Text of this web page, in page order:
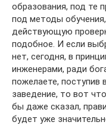
образования, под те
под методы
действующую
подобное. И если
нет, сегодня, в
инженерами, ради
пожелаете, поступив
заведение, то вот
бы даже сказал,
будет уже